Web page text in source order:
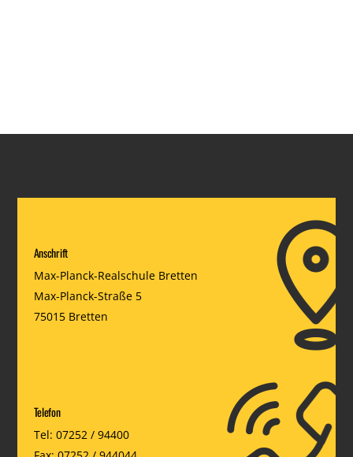
Anschrift
Max-Planck-Realschule Bretten
Max-Planck-Straße 5
75015 Bretten
Telefon
Tel: 07252 / 94400